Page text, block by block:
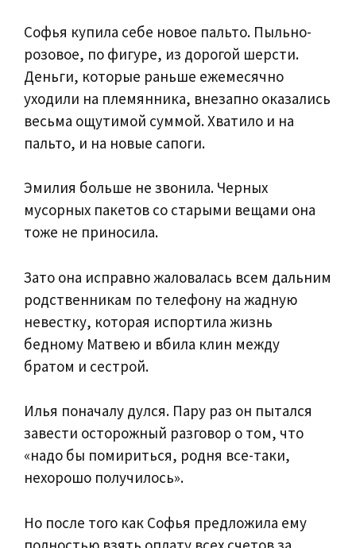
Софья купила себе новое пальто. Пыльно-
розовое, по фигуре, из дорогой шерсти.
Деньги, которые раньше ежемесячно
уходили на племянника, внезапно оказались
весьма ощутимой суммой. Хватило и на
пальто, и на новые сапоги.
Эмилия больше не звонила. Черных
мусорных пакетов со старыми вещами она
тоже не приносила.
Зато она исправно жаловалась всем дальним
родственникам по телефону на жадную
невестку, которая испортила жизнь
бедному Матвею и вбила клин между
братом и сестрой.
Илья поначалу дулся. Пару раз он пытался
завести осторожный разговор о том, что
«надо бы помириться, родня все-таки,
нехорошо получилось».
Но после того как Софья предложила ему